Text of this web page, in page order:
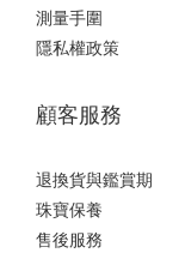
測量手圍
隱私權政策
顧客服務
退換貨與鑑賞期
珠寶保養
售後服務